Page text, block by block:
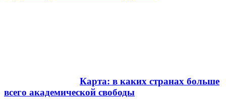
Карта: в каких странах больше
всего академической свободы